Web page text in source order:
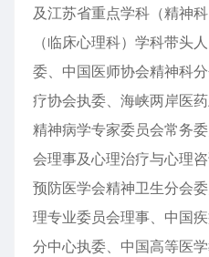
及江苏省重点学科（精神
（临床心理科）学科带头
委、中国医师协会精神科
疗协会执委、海峡两岸医
精神病学专家委员会常务
会理事及心理治疗与心理
预防医学会精神卫生分会
理专业委员会理事、中国
分中心执委、中国高等医